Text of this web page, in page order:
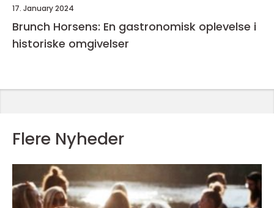
17. January 2024
Brunch Horsens: En gastronomisk oplevelse i
historiske omgivelser
Flere Nyheder